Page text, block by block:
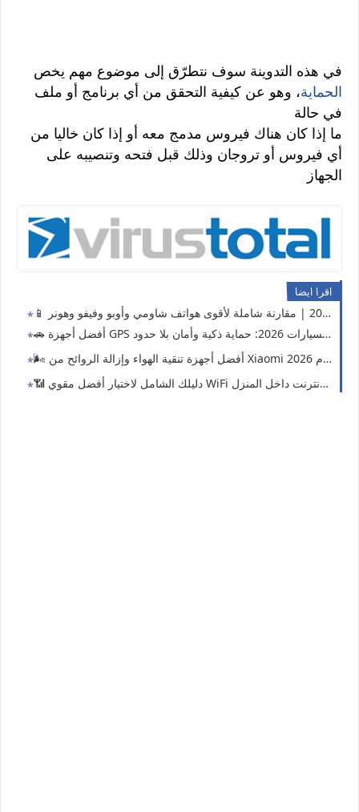
في هذه التدوينة سوف نتطرّق إلى موضوع مهم يخص
الحماية، وهو عن كيفية التحقق من أي برنامج أو ملف
في حالة
ما إذا كان هناك فيروس مدمج معه أو إذا كان خاليا من
أي فيروس أو تروجان وذلك قبل فتحه وتنصيبه على
الجهاز
اقرا ايضا